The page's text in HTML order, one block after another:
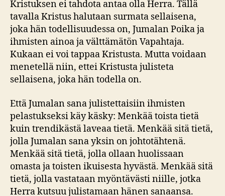
Kristuksen ei tahdota antaa olla Herra. Tällä
tavalla Kristus halutaan surmata sellaisena,
joka hän todellisuudessa on, Jumalan Poika ja
ihmisten ainoa ja välttämätön Vapahtaja.
Kukaan ei voi tappaa Kristusta. Mutta voidaan
menetellä niin, ettei Kristusta julisteta
sellaisena, joka hän todella on.
Että Jumalan sana julistettaisiin ihmisten
pelastukseksi käy käsky: Menkää toista tietä
kuin trendikästä laveaa tietä. Menkää sitä tietä,
jolla Jumalan sana yksin on johtotähtenä.
Menkää sitä tietä, jolla ollaan huolissaan
omasta ja toisten ikuisesta hyvästä. Menkää sitä
tietä, jolla vastataan myöntävästi niille, jotka
Herra kutsuu julistamaan hänen sanaansa.